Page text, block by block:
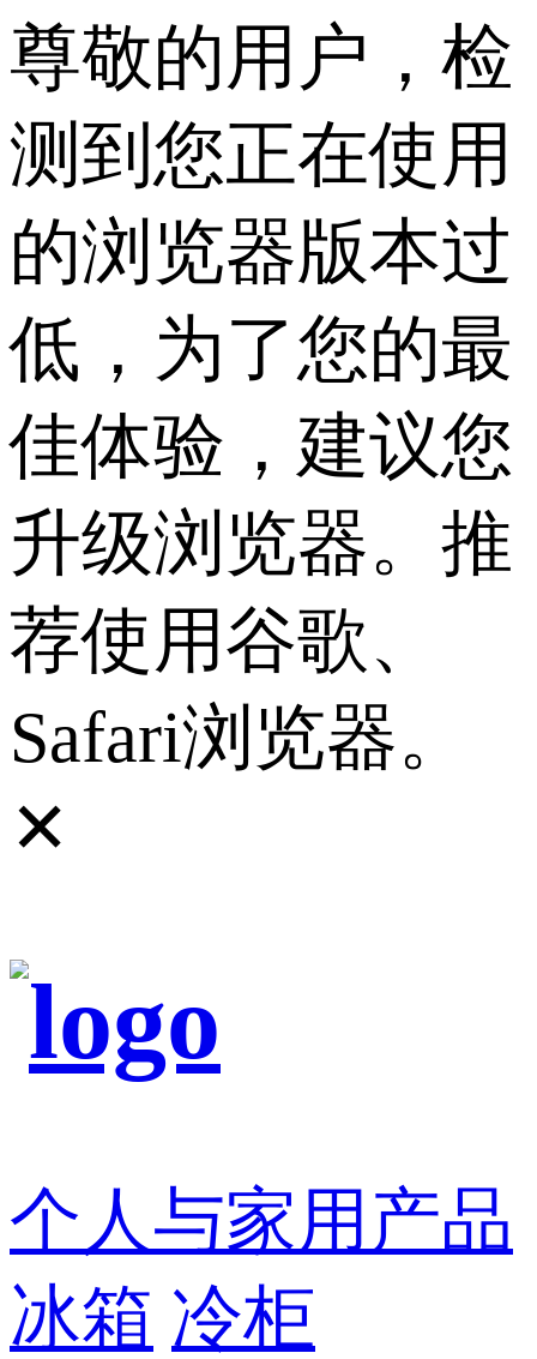
尊敬的用户，检
测到您正在使用
的浏览器版本过
低，为了您的最
佳体验，建议您
升级浏览器。推
荐使用谷歌、
Safari浏览器。
✕
个人与家用产品
冰箱 冷柜